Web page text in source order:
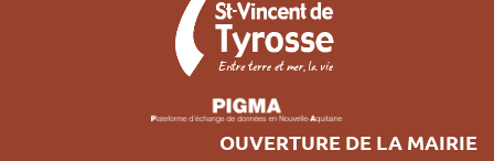
OUVERTURE DE LA MAIRIE